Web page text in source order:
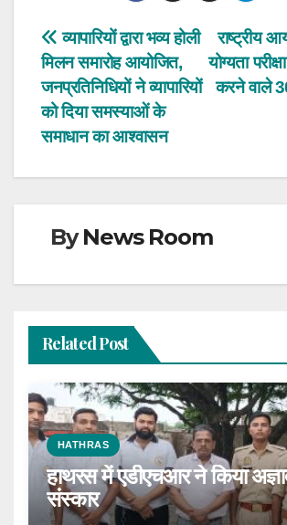
Post
navigation
राष्ट्रीय
योग्यता
करने वाले
व्यापारियों द्वारा भव्य होली
मिलन समारोह आयोजित,
जनप्रतिनिधियों ने व्यापारियों
को दिया समस्याओं के
समाधान का आश्वासन
ByNews Room
Related Post
HATHRAS
हाथरस में एडीएचआर ने किया
संस्कार